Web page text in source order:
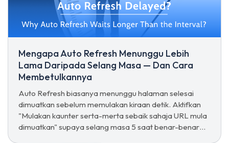
Mengapa Auto Refresh Menunggu Lebih
Lama Daripada Selang Masa — Dan Cara
Membetulkannya
Auto Refresh biasanya menunggu halaman selesai
dimuatkan sebelum memulakan kiraan detik. Aktifkan
"Mulakan kaunter serta-merta sebaik sahaja URL mula
dimuatkan" supaya selang masa 5 saat benar-benar